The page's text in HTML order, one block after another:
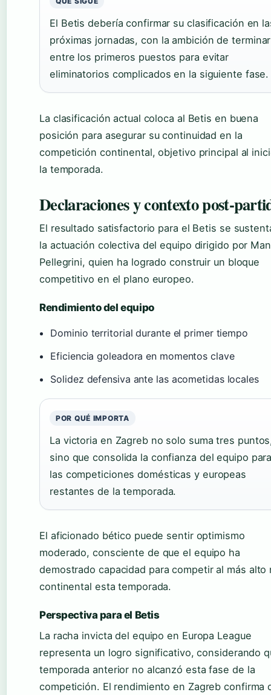
El Betis debería confirmar su clasificación en
próximas jornadas, con la ambición de terminar
entre los primeros puestos para evitar
eliminatorios complicados en la siguiente fase.
La clasificación actual coloca al Betis en buena
posición para asegurar su continuidad en la
competición continental, objetivo principal al
la temporada.
Declaraciones y contexto post-
El resultado satisfactorio para el Betis se
la actuación colectiva del equipo dirigido por
Pellegrini, quien ha logrado construir un bloque
competitivo en el plano europeo.
Rendimiento del equipo
Dominio territorial durante el primer tiempo
Eficiencia goleadora en momentos clave
Solidez defensiva ante las acometidas locales
POR QUÉ IMPORTA
La victoria en Zagreb no solo suma tres
sino que consolida la confianza del equipo
las competiciones domésticas y europeas
restantes de la temporada.
El aficionado bético puede sentir optimismo
moderado, consciente de que el equipo ha
demostrado capacidad para competir al más alto
continental esta temporada.
Perspectiva para el Betis
La racha invicta del equipo en Europa League
representa un logro significativo, considerando
temporada anterior no alcanzó esta fase de la
competición. El rendimiento en Zagreb confirma